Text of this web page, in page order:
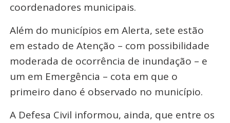
coordenadores municipais.
Além do municípios em Alerta, sete estão
em estado de Atenção – com possibilidade
moderada de ocorrência de inundação – e
um em Emergência – cota em que o
primeiro dano é observado no município.
A Defesa Civil informou, ainda, que entre os